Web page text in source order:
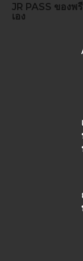
JR PASS ของพ
เอง